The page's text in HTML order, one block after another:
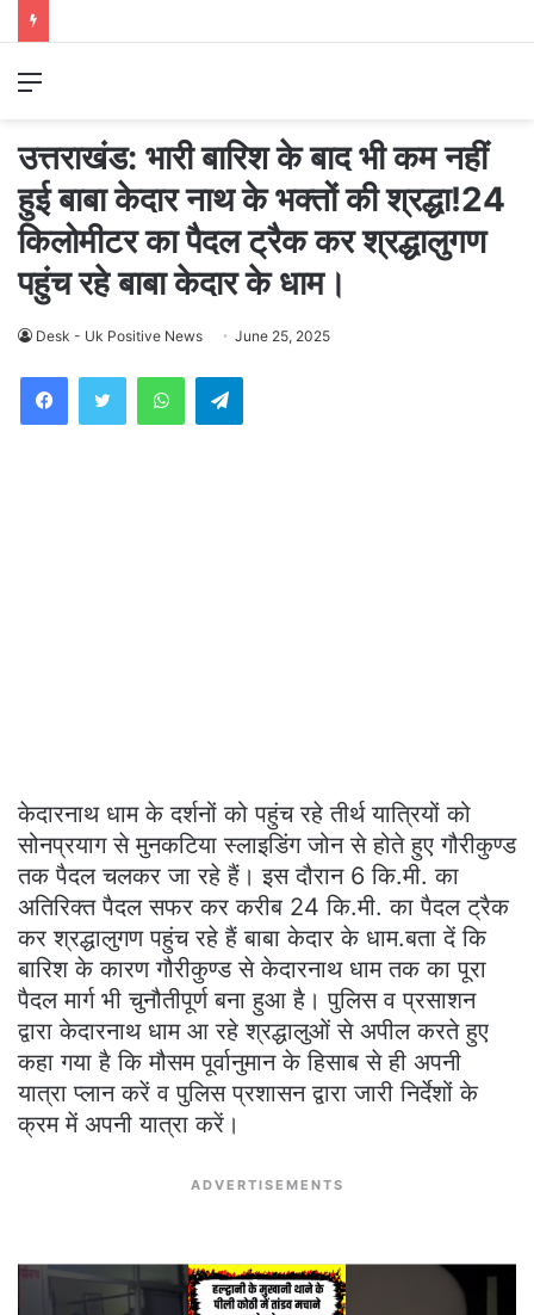
Menu
उत्तराखंड: भारी बारिश के बाद भी कम नहीं
हुई बाबा केदार नाथ के भक्तों की श्रद्धा!24
किलोमीटर का पैदल ट्रैक कर श्रद्धालुगण
पहुंच रहे बाबा केदार के धाम।
Desk - Uk Positive News June 25, 2025
WhatsAppTelegram
केदारनाथ धाम के दर्शनों को पहुंच रहे तीर्थ यात्रियों को
सोनप्रयाग से मुनकटिया स्लाइडिंग जोन से होते हुए गौरीकुण्ड
तक पैदल चलकर जा रहे हैं। इस दौरान 6 कि.मी. का
अतिरिक्त पैदल सफर कर करीब 24 कि.मी. का पैदल ट्रैक
कर श्रद्धालुगण पहुंच रहे हैं बाबा केदार के धाम.बता दें कि
बारिश के कारण गौरीकुण्ड से केदारनाथ धाम तक का पूरा
पैदल मार्ग भी चुनौतीपूर्ण बना हुआ है। पुलिस व प्रसाशन
द्वारा केदारनाथ धाम आ रहे श्रद्धालुओं से अपील करते हुए
कहा गया है कि मौसम पूर्वानुमान के हिसाब से ही अपनी
यात्रा प्लान करें व पुलिस प्रशासन द्वारा जारी निर्देशों के
क्रम में अपनी यात्रा करें।
ADVERTISEMENTS